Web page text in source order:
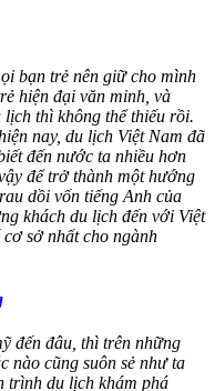
bạn trẻ nên giữ cho mình
hiện đại văn minh, và
thì không thể thiếu rồi.
nay, du lịch Việt Nam đã
đến nước ta nhiều hơn
để trở thành một hướng
dồi vốn tiếng Anh của
khách du lịch đến với Việt
sở nhất cho ngành
đến đâu, thì trên những
nào cũng suôn sẻ như ta
trình du lịch khám phá